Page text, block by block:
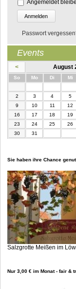
Angemeldet
Passwort
Events
< August
SonntagMontag Di enstagMi
2
3 4 5
9
10 11 12
16
17 18 19
23
24 25 26
30
31
Sie haben ihre Chance
Salzgrotte Meißen im
Nur 3,00 € im Monat - fair &